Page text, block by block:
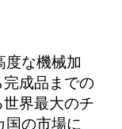
度な機械加
成品までの
界最大のチ
国の市場に